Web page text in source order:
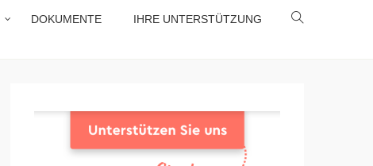
DOKUMENTE IHRE UNTERSTÜTZUNG